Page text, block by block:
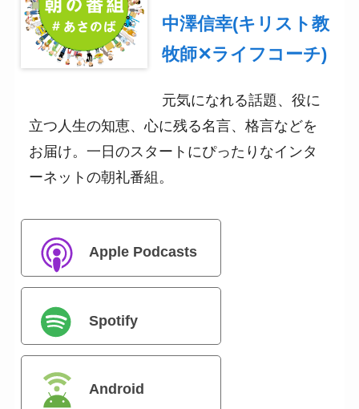
中澤信幸(キリスト教
牧師✕ライフコーチ)
元気になれる話題、役に
立つ人生の知恵、心に残る名言、格言などを
お届け。一日のスタートにぴったりなインタ
ーネットの朝礼番組。
Apple Podcasts
Spotify
Android